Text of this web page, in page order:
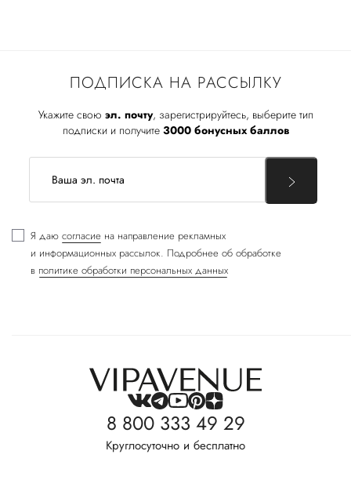
ПОДПИСКА НА РАССЫЛКУ
Укажите свою эл. почту, зарегистрируйтесь, выберите тип
подписки и получите 3000 бонусных баллов
Я даю согласие на направление рекламных
и информационных рассылок. Подробнее об обработке
в политике обработки персональных данных
8 800 333 49 29
Круглосуточно и бесплатно